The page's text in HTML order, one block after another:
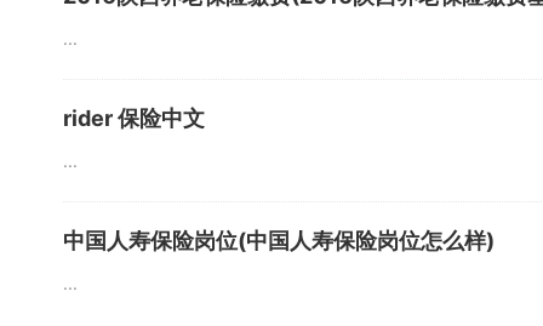
...
rider 保险中文
...
中国人寿保险岗位(中国人寿保险岗位怎么样)
...